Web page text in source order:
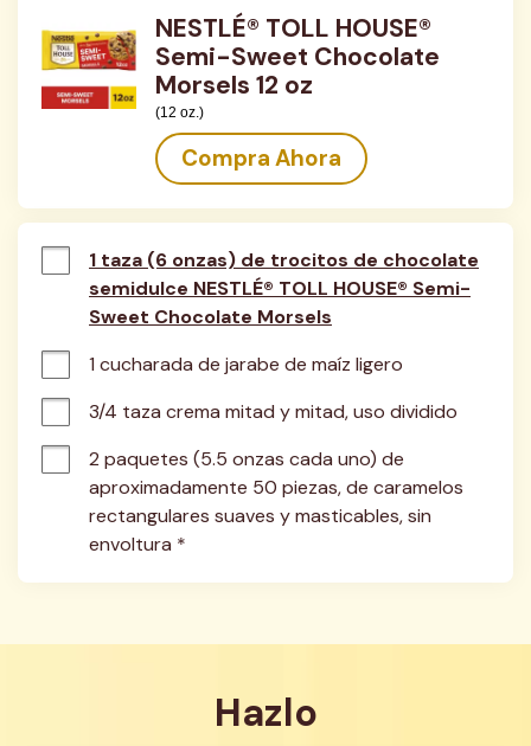
NESTLÉ® TOLL HOUSE®
Semi-Sweet Chocolate
Morsels 12 oz
(12 oz.)
Compra Ahora
1 taza (6 onzas) de trocitos de chocolate
semidulce NESTLÉ® TOLL HOUSE® Semi-
Sweet Chocolate Morsels
1 cucharada de jarabe de maíz ligero
3/4 taza crema mitad y mitad, uso dividido
2 paquetes (5.5 onzas cada uno) de
aproximadamente 50 piezas, de caramelos
rectangulares suaves y masticables, sin
envoltura *
Hazlo